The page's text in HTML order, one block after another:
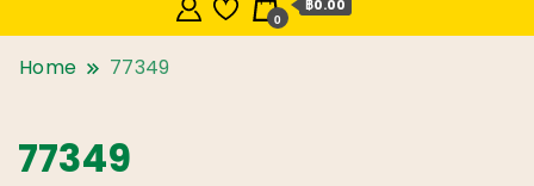
0
฿0.00
Home 77349
77349